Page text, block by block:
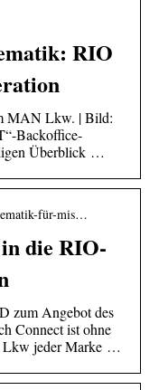
RIO
MAN Lkw. | Bild:
Backoffice-
Überblick …
für-mis…
die RIO-
zum Angebot des
Connect ist ohne
Lkw jeder Marke …